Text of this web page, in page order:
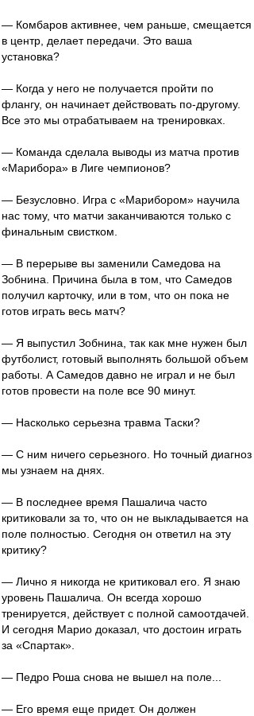
— Комбаров активнее, чем раньше, смещается
в центр, делает передачи. Это ваша
установка?
— Когда у него не получается пройти по
флангу, он начинает действовать по-другому.
Все это мы отрабатываем на тренировках.
— Команда сделала выводы из матча против
«Марибора» в Лиге чемпионов?
— Безусловно. Игра с «Марибором» научила
нас тому, что матчи заканчиваются только с
финальным свистком.
— В перерыве вы заменили Самедова на
Зобнина. Причина была в том, что Самедов
получил карточку, или в том, что он пока не
готов играть весь матч?
— Я выпустил Зобнина, так как мне нужен был
футболист, готовый выполнять большой объем
работы. А Самедов давно не играл и не был
готов провести на поле все 90 минут.
— Насколько серьезна травма Таски?
— С ним ничего серьезного. Но точный диагноз
мы узнаем на днях.
— В последнее время Пашалича часто
критиковали за то, что он не выкладывается на
поле полностью. Сегодня он ответил на эту
критику?
— Лично я никогда не критиковал его. Я знаю
уровень Пашалича. Он всегда хорошо
тренируется, действует с полной самоотдачей.
И сегодня Марио доказал, что достоин играть
за «Спартак».
— Педро Роша снова не вышел на поле...
— Его время еще придет. Он должен